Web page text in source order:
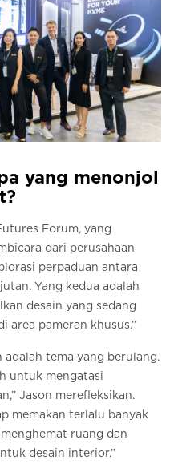
yang menonjol
Forum, yang
dari perusahaan
perpaduan antara
Yang kedua adalah
desain yang sedang
area pameran khusus.”
adalah tema yang berulang.
untuk mengatasi
Jason merefleksikan.
memakan terlalu banyak
ruang dan
desain interior.”